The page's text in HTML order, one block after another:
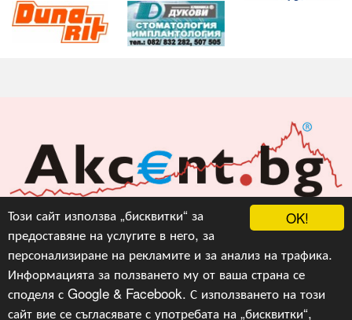
OK!
Този сайт използва „бисквитки“ за
предоставяне на услугите в него, за
персонализиране на рекламите и за анализ на трафика.
Информацията за ползването му от ваша страна се
споделя с Google & Facebook. С използването на този
сайт вие се съгласявате с употребата на „бисквитки“,
Акцент БГ ЕООД
info@akcent.bg
Facebook
Copyright © 2010, 2016, 2018-2022, 2023, v.3.0,
Акцент